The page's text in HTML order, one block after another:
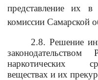
представление их в
комиссии Самарской
2.8. Решение
наркотических
веществах и их